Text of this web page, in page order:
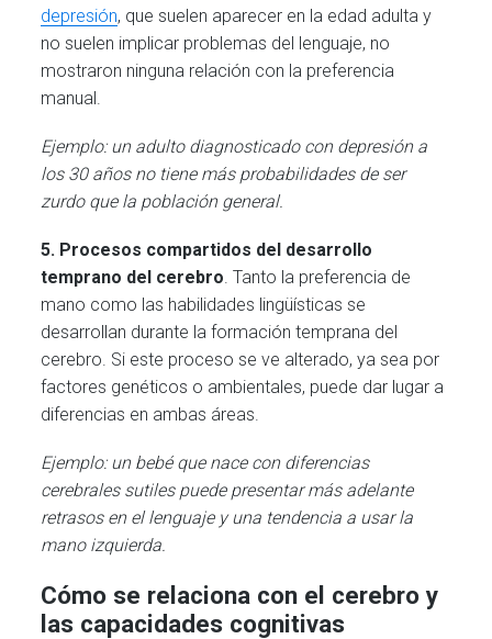
depresión, que suelen aparecer en la edad adulta y
no suelen implicar problemas del lenguaje, no
mostraron ninguna relación con la preferencia
manual.
Ejemplo: un adulto diagnosticado con depresión a
los 30 años no tiene más probabilidades de ser
zurdo que la población general.
5. Procesos compartidos del desarrollo
temprano del cerebro. Tanto la preferencia de
mano como las habilidades lingüísticas se
desarrollan durante la formación temprana del
cerebro. Si este proceso se ve alterado, ya sea por
factores genéticos o ambientales, puede dar lugar a
diferencias en ambas áreas.
Ejemplo: un bebé que nace con diferencias
cerebrales sutiles puede presentar más adelante
retrasos en el lenguaje y una tendencia a usar la
mano izquierda.
Cómo se relaciona con el cerebro y
las capacidades cognitivas